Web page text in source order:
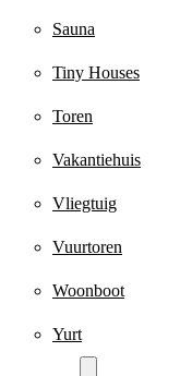
Sauna
Tiny Houses
Toren
Vakantiehuis
Vliegtuig
Vuurtoren
Woonboot
Yurt